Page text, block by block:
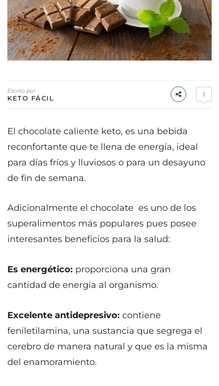
Escrito por
KETO FÁCIL 1
El chocolate caliente keto, es una bebida
reconfortante que te llena de energía, ideal
para días fríos y lluviosos o para un desayuno
de fin de semana.
Adicionalmente el chocolate es uno de los
superalimentos más populares pues posee
interesantes beneficios para la salud:
Es energético: proporciona una gran
cantidad de energía al organismo.
Excelente antidepresivo: contiene
feniletilamina, una sustancia que segrega el
cerebro de manera natural y que es la misma
del enamoramiento.